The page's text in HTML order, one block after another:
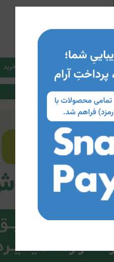
اضافه کردن به سبد خرید